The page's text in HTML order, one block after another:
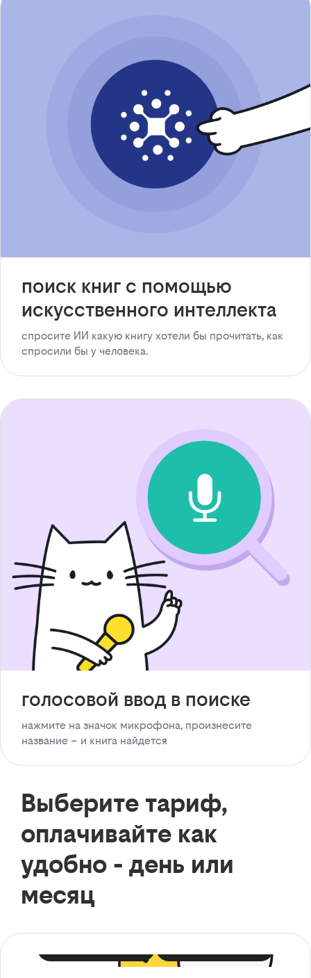
поиск книг с помощью
искусственного интеллекта
спросите ИИ какую книгу хотели бы прочитать, как
спросили бы у человека.
голосовой ввод в поиске
нажмите на значок микрофона, произнесите
название – и книга найдется
Выберите тариф,
оплачивайте как
удобно - день или
месяц